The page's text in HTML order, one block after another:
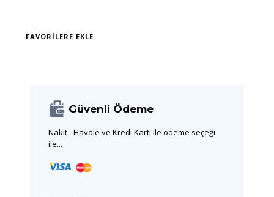
FAVORILERE EKLE
Güvenli Ödeme
Nakit - Havale ve Kredi Kartı ile ödeme seçeği
ile...